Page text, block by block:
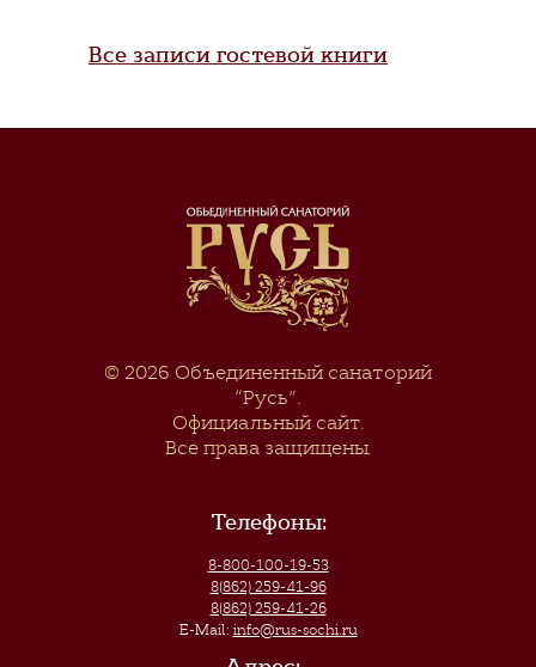
Все записи гостевой книги
© 2026 Объединенный санаторий
“Русь”.
Официальный сайт.
Все права защищены.
Телефоны:
8-800-100-19-53
8(862) 259-41-96
8(862) 259-41-26
E-Mail: info@rus-sochi.ru